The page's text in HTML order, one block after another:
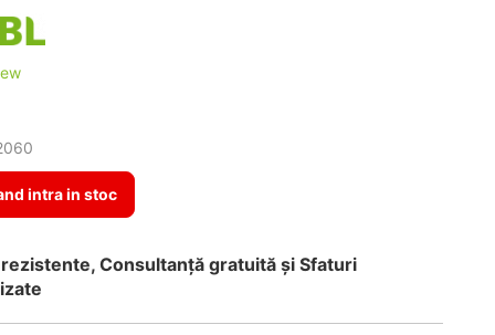
intra in stoc
Consultanță gratuită și Sfaturi